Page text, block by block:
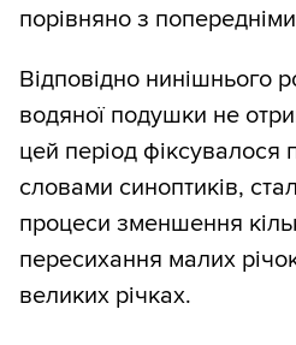
порівняно з
Відповідно нинішнього
водяної подушки не
цей період фіксувалося
словами синоптиків,
процеси зменшення
пересихання малих
великих річках.